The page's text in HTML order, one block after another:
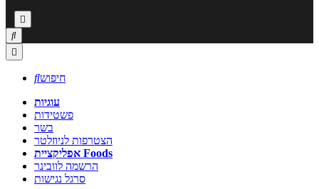



חיפוש
עוגיות
פשטידות
בשר
הצטרפות לניוזלטר
אפליקציית Foods
הרשמה לוובינר
סרגל נגישות